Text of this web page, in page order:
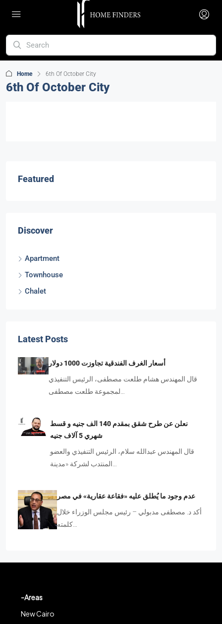
Home 6th Of October City
6th Of October City
Featured
Discover
Apartment
Townhouse
Chalet
Latest Posts
أسعار الغرف الفندقية تجاوزت 1000 دولار
قال المهندس هشام طلعت مصطفى، الرئيس التنفيذي
نعلن عن طرح شقق بمقدم 140 الف جنيه و قسط
شهري 5 آلاف جنيه
قال المهندس عبدالله سلام، الرئيس التنفيذي والعضو
عدم وجود ما يُطلق عليه «فقاعة عقارية» في مصر
أكد د. مصطفى مدبولي – رئيس مجلس الوزراء خلال
-Areas
New Cairo